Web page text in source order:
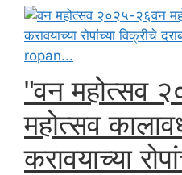
"वन महोत्सव
महोत्सव
करावयाच्या